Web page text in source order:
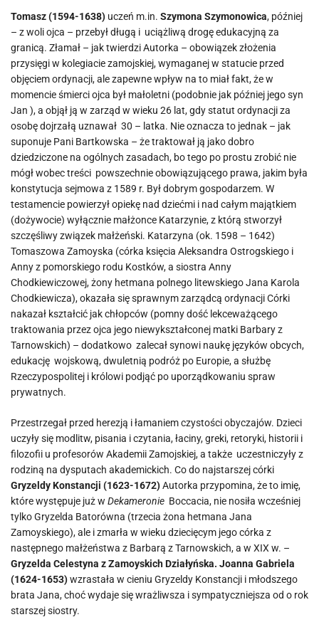
Tomasz (1594-1638) uczeń m.in. Szymona Szymonowica, później
– z woli ojca – przebył długą i uciążliwą drogę edukacyjną za
granicą. Złamał – jak twierdzi Autorka – obowiązek złożenia
przysięgi w kolegiacie zamojskiej, wymaganej w statucie przed
objęciem ordynacji, ale zapewne wpływ na to miał fakt, że w
momencie śmierci ojca był małoletni (podobnie jak później jego syn
Jan ), a objął ją w zarząd w wieku 26 lat, gdy statut ordynacji za
osobę dojrzałą uznawał 30 – latka. Nie oznacza to jednak – jak
suponuje Pani Bartkowska – że traktował ją jako dobro
dziedziczone na ogólnych zasadach, bo tego po prostu zrobić nie
mógł wobec treści powszechnie obowiązującego prawa, jakim była
konstytucja sejmowa z 1589 r. Był dobrym gospodarzem. W
testamencie powierzył opiekę nad dziećmi i nad całym majątkiem
(dożywocie) wyłącznie małżonce Katarzynie, z którą stworzył
szczęśliwy związek małżeński. Katarzyna (ok. 1598 – 1642)
Tomaszowa Zamoyska (córka księcia Aleksandra Ostrogskiego i
Anny z pomorskiego rodu Kostków, a siostra Anny
Chodkiewiczowej, żony hetmana polnego litewskiego Jana Karola
Chodkiewicza), okazała się sprawnym zarządcą ordynacji Córki
nakazał kształcić jak chłopców (pomny dość lekceważącego
traktowania przez ojca jego niewykształconej matki Barbary z
Tarnowskich) – dodatkowo zalecał synowi naukę języków obcych,
edukację wojskową, dwuletnią podróż po Europie, a służbę
Rzeczypospolitej i królowi podjąć po uporządkowaniu spraw
prywatnych.
Przestrzegał przed herezją i łamaniem czystości obyczajów. Dzieci
uczyły się modlitw, pisania i czytania, łaciny, greki, retoryki, historii i
filozofii u profesorów Akademii Zamojskiej, a także uczestniczyły z
rodziną na dysputach akademickich. Co do najstarszej córki
Gryzeldy Konstancji (1623-1672)Autorka przypomina, że to imię,
które występuje już w Dekameronie Boccacia, nie nosiła wcześniej
tylko Gryzelda Batorówna (trzecia żona hetmana Jana
Zamoyskiego), ale i zmarła w wieku dziecięcym jego córka z
następnego małżeństwa z Barbarą z Tarnowskich, a w XIX w. –
Gryzelda Celestyna z Zamoyskich Działyńska. Joanna Gabriela
(1624-1653)wzrastała w cieniu Gryzeldy Konstancji i młodszego
brata Jana, choć wydaje się wrażliwsza i sympatyczniejsza od o rok
starszej siostry.